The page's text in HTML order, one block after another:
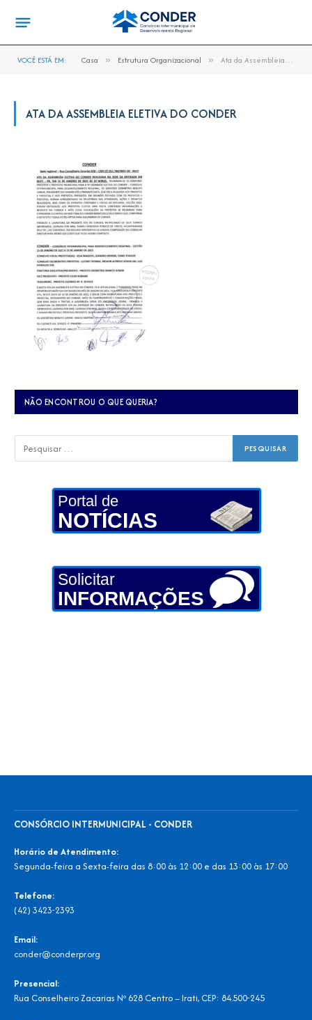
VOCÊ ESTÁ EM: Casa » Estrutura Organizacional » Ata da Assembleia Eletiva do CONDER
ATA DA ASSEMBLEIA ELETIVA DO CONDER
NÃO ENCONTROU O QUE QUERIA?
Portal de
NOTÍCIAS
Solicitar
INFORMAÇÕES
CONSÓRCIO INTERMUNICIPAL - CONDER
Horário de Atendimento:
Segunda-feira a Sexta-feira das 8:00 às 12:00 e das 13:00 às 17:00
Telefone:
(42) 3423-2393
Email:
conder@conderpr.org
Presencial:
Rua Conselheiro Zacarias Nº 628 Centro – Irati, CEP: 84.500-245